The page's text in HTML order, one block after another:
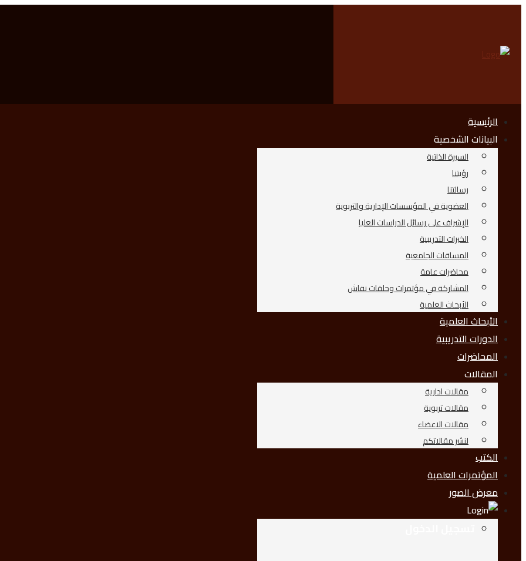
الرئيسية
البيانات الشخصية
السيرة الذاتية
رؤيتنا
رسالتنا
العضوية في المؤسسات الإدارية والتربوية
الإشراف على رسائل الدراسات العليا
الخبرات التدريبية
المساقات الجامعية
محاضرات عامة
المشاركة في مؤتمرات وحلقات نقاش
الأبحاث العلمية
الأبحاث العلمية
الدورات التدريبية
المحاضرات
المقالات
مقالات ادارية
مقالات تربوية
مقالات الاعضاء
لنشر مقالاتكم
الكتب
المؤتمرات العلمية
معرض الصور